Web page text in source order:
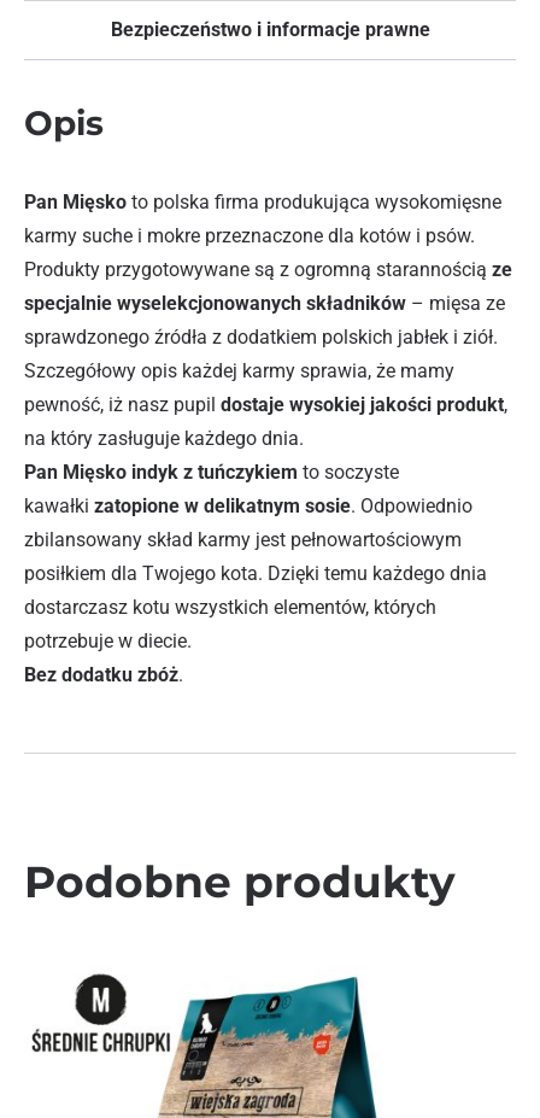
Bezpieczeństwo i informacje prawne
Opis
Pan Mięsko to polska firma produkująca wysokomięsne
karmy suche i mokre przeznaczone dla kotów i psów.
Produkty przygotowywane są z ogromną starannością ze
specjalnie wyselekcjonowanych składników – mięsa ze
sprawdzonego źródła z dodatkiem polskich jabłek i ziół.
Szczegółowy opis każdej karmy sprawia, że mamy
pewność, iż nasz pupil dostaje wysokiej jakości produkt,
na który zasługuje każdego dnia.
Pan Mięsko indyk z tuńczykiem to soczyste
kawałki zatopione w delikatnym sosie. Odpowiednio
zbilansowany skład karmy jest pełnowartościowym
posiłkiem dla Twojego kota. Dzięki temu każdego dnia
dostarczasz kotu wszystkich elementów, których
potrzebuje w diecie.
Bez dodatku zbóż.
Podobne produkty